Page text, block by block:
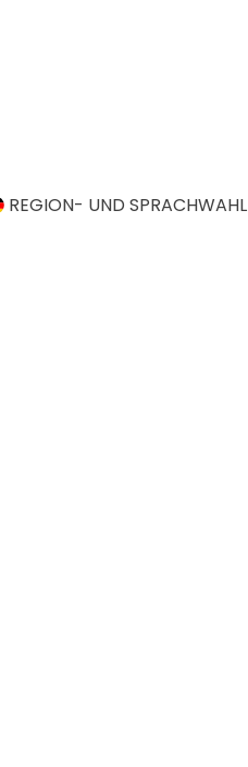
REGION- UND SPRACHWAHL